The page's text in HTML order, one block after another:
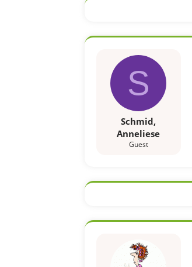
S
Schmid,
Anneliese
Guest